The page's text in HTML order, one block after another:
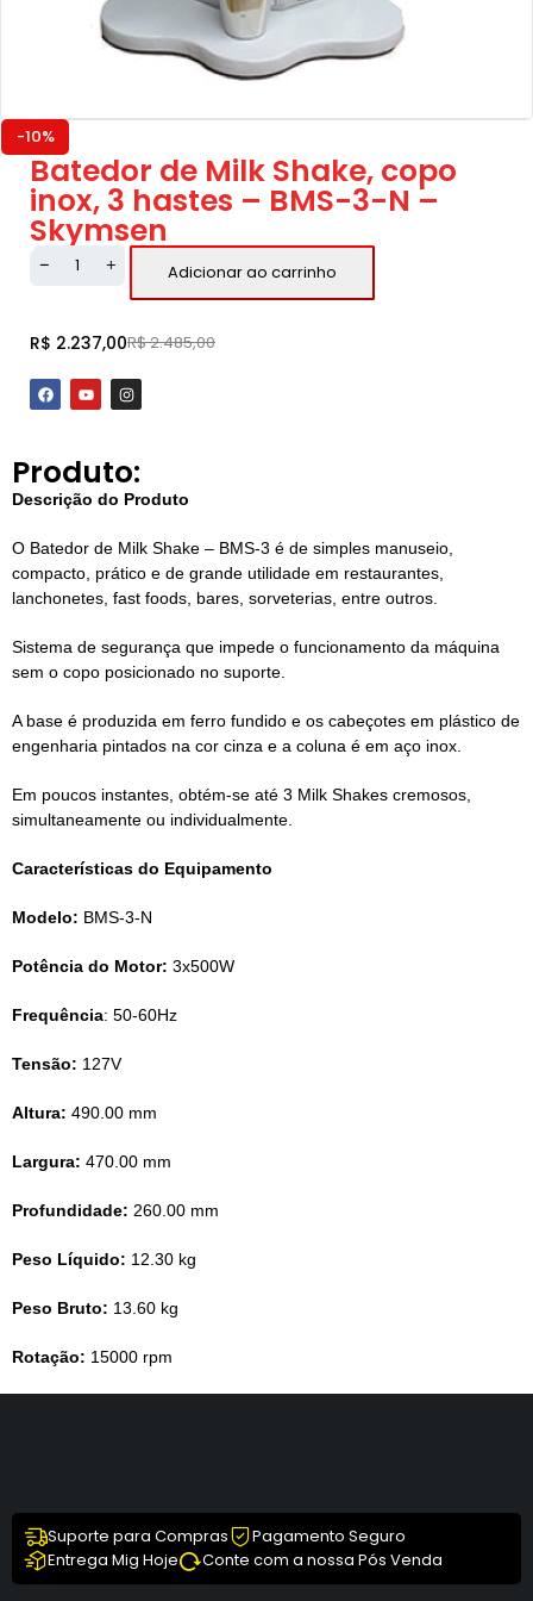
-10%
Batedor de Milk Shake, copo
inox, 3 hastes – BMS-3-N –
Skymsen
Adicionar ao carrinho
R$2.485,00
R$ 2.237,00
Produto:
Descrição do Produto
O Batedor de Milk Shake – BMS-3 é de simples manuseio,
compacto, prático e de grande utilidade em restaurantes,
lanchonetes, fast foods, bares, sorveterias, entre outros.
Sistema de segurança que impede o funcionamento da máquina
sem o copo posicionado no suporte.
A base é produzida em ferro fundido e os cabeçotes em plástico de
engenharia pintados na cor cinza e a coluna é em aço inox.
Em poucos instantes, obtém-se até 3 Milk Shakes cremosos,
simultaneamente ou individualmente.
Características do Equipamento
Modelo: BMS-3-N
Potência do Motor: 3x500W
Frequência: 50-60Hz
Tensão: 127V
Altura: 490.00 mm
Largura: 470.00 mm
Profundidade: 260.00 mm
Peso Líquido: 12.30 kg
Peso Bruto: 13.60 kg
Rotação: 15000 rpm
Suporte para Compras
Pagamento Seguro
Entrega Mig Hoje
Conte com a nossa Pós Venda